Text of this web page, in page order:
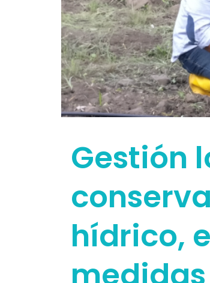
Gestión
hídrico,